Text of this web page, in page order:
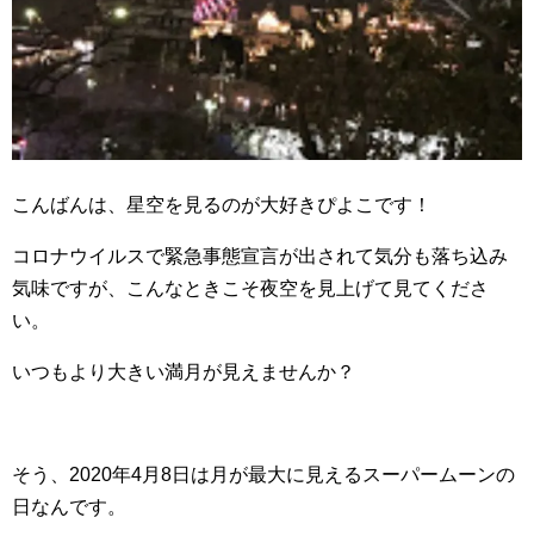
こんばんは、星空を見るのが大好きぴよこです！
コロナウイルスで緊急事態宣言が出されて気分も落ち込み
気味ですが、こんなときこそ夜空を見上げて見てくださ
い。
いつもより大きい満月が見えませんか？
そう、2020年4月8日は月が最大に見えるスーパームーンの
日なんです。